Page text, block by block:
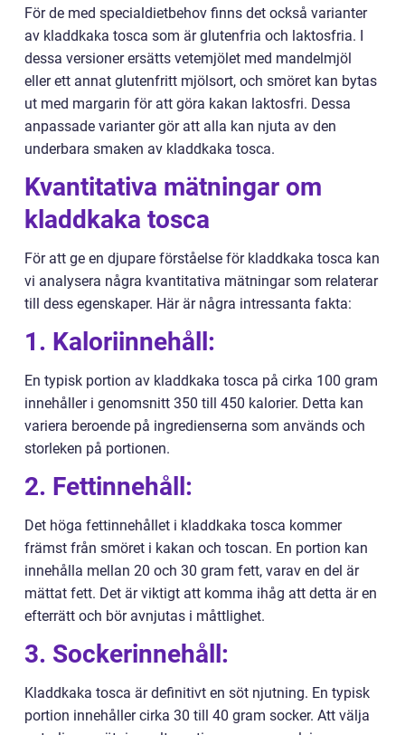
För de med specialdietbehov finns det också varianter
av kladdkaka tosca som är glutenfria och laktosfria. I
dessa versioner ersätts vetemjölet med mandelmjöl
eller ett annat glutenfritt mjölsort, och smöret kan bytas
ut med margarin för att göra kakan laktosfri. Dessa
anpassade varianter gör att alla kan njuta av den
underbara smaken av kladdkaka tosca.
Kvantitativa mätningar om
kladdkaka tosca
För att ge en djupare förståelse för kladdkaka tosca kan
vi analysera några kvantitativa mätningar som relaterar
till dess egenskaper. Här är några intressanta fakta:
1. Kaloriinnehåll:
En typisk portion av kladdkaka tosca på cirka 100 gram
innehåller i genomsnitt 350 till 450 kalorier. Detta kan
variera beroende på ingredienserna som används och
storleken på portionen.
2. Fettinnehåll:
Det höga fettinnehållet i kladdkaka tosca kommer
främst från smöret i kakan och toscan. En portion kan
innehålla mellan 20 och 30 gram fett, varav en del är
mättat fett. Det är viktigt att komma ihåg att detta är en
efterrätt och bör avnjutas i måttlighet.
3. Sockerinnehåll:
Kladdkaka tosca är definitivt en söt njutning. En typisk
portion innehåller cirka 30 till 40 gram socker. Att välja